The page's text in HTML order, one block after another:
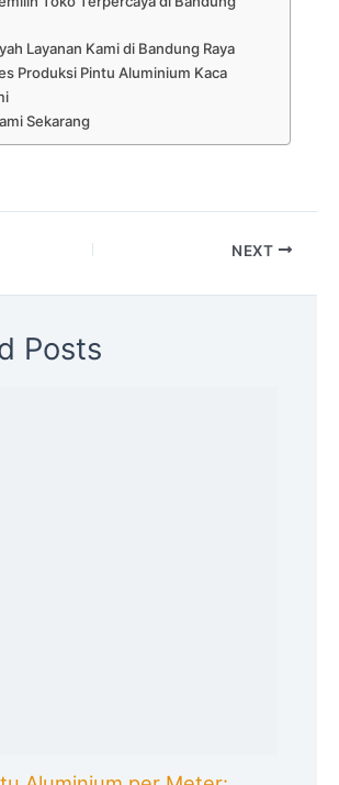
Layanan Kami di Bandung Raya
Produksi Pintu Aluminium Kaca
Sekarang
NEXT
Posts